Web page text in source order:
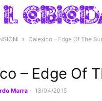
Calexico – Edge Of The
– Edge Of
Marra - 13/04/2015